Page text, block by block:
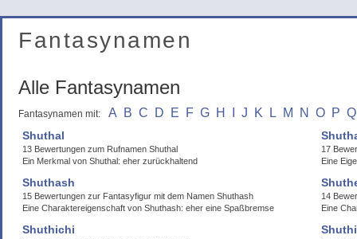
Fantasynamen
Alle Fantasynamen
Fantasynamen mit: A B C D E F G H J K L M N O P Q
Shuthal
13 Bewertungen zum Rufnamen Shuthal
Ein Merkmal von Shuthal: eher zurückhaltend
17
Eine
Shuthash
15 Bewertungen zur Fantasyfigur mit dem Namen Shuthash
Eine Charaktereigenschaft von Shuthash: eher eine Spaßbremse
14
Eine
Shuthichi